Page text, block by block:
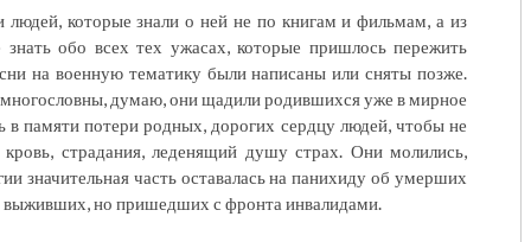
которые знали о ней не по книгам и фильмам, а из
обо всех тех ужасах, которые пришлось пережить
на военную тематику были написаны или сняты позже.
думаю, они щадили родившихся уже в мирное
памяти потери родных, дорогих сердцу людей, чтобы не
кровь, страдания, леденящий душу страх. Они молились,
значительная часть оставалась на панихиду об умерших
выживших, но пришедших с фронта инвалидами.